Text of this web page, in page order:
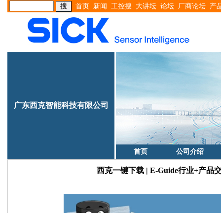
首页 新闻 工控搜 大讲坛 论坛 厂商论坛 产
广东西克智能科技有限公司
首页 公司介绍
西克一键下载 | E-Guide行业+产品